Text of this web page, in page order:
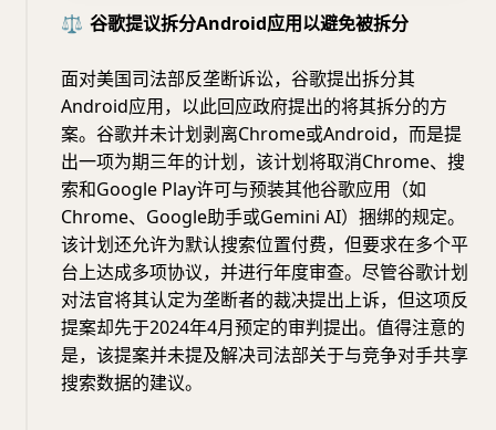
⚖️ 谷歌提议拆分Android应用以避免被拆分
面对美国司法部反垄断诉讼，谷歌提出拆分其
Android应用，以此回应政府提出的将其拆分的方
案。谷歌并未计划剥离Chrome或Android，而是提
出一项为期三年的计划，该计划将取消Chrome、搜
索和Google Play许可与预装其他谷歌应用（如
Chrome、Google助手或Gemini AI）捆绑的规定。
该计划还允许为默认搜索位置付费，但要求在多个平
台上达成多项协议，并进行年度审查。尽管谷歌计划
对法官将其认定为垄断者的裁决提出上诉，但这项反
提案却先于2024年4月预定的审判提出。值得注意的
是，该提案并未提及解决司法部关于与竞争对手共享
搜索数据的建议。